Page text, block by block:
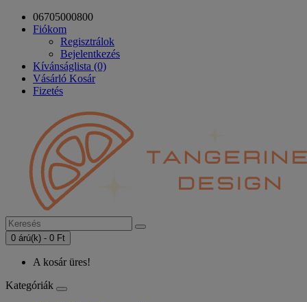
06705000800
Fiókom
Regisztrálok
Bejelentkezés
Kívánságlista (0)
Vásárló Kosár
Fizetés
0 árú(k) - 0 Ft
A kosár üres!
Kategóriák